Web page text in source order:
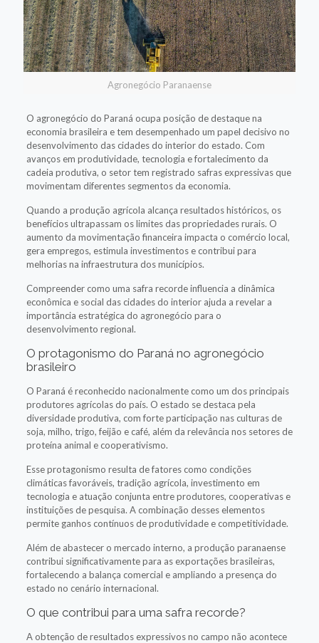
Agronegócio Paranaense
O agronegócio do Paraná ocupa posição de destaque na
economia brasileira e tem desempenhado um papel decisivo no
desenvolvimento das cidades do interior do estado. Com
avanços em produtividade, tecnologia e fortalecimento da
cadeia produtiva, o setor tem registrado safras expressivas que
movimentam diferentes segmentos da economia.
Quando a produção agrícola alcança resultados históricos, os
benefícios ultrapassam os limites das propriedades rurais. O
aumento da movimentação financeira impacta o comércio local,
gera empregos, estimula investimentos e contribui para
melhorias na infraestrutura dos municípios.
Compreender como uma safra recorde influencia a dinâmica
econômica e social das cidades do interior ajuda a revelar a
importância estratégica do agronegócio para o
desenvolvimento regional.
O protagonismo do Paraná no agronegócio
brasileiro
O Paraná é reconhecido nacionalmente como um dos principais
produtores agrícolas do país. O estado se destaca pela
diversidade produtiva, com forte participação nas culturas de
soja, milho, trigo, feijão e café, além da relevância nos setores de
proteína animal e cooperativismo.
Esse protagonismo resulta de fatores como condições
climáticas favoráveis, tradição agrícola, investimento em
tecnologia e atuação conjunta entre produtores, cooperativas e
instituições de pesquisa. A combinação desses elementos
permite ganhos contínuos de produtividade e competitividade.
Além de abastecer o mercado interno, a produção paranaense
contribui significativamente para as exportações brasileiras,
fortalecendo a balança comercial e ampliando a presença do
estado no cenário internacional.
O que contribui para uma safra recorde?
A obtenção de resultados expressivos no campo não acontece